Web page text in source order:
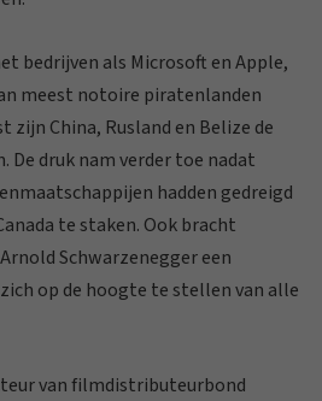
bedrijven als Microsoft en Apple,
meest notoire piratenlanden
zijn China, Rusland en Belize de
De druk nam verder toe nadat
hadden gedreigd
te staken. Ook bracht
Schwarzenegger een
op de hoogte te stellen van alle
van filmdistributeurbond